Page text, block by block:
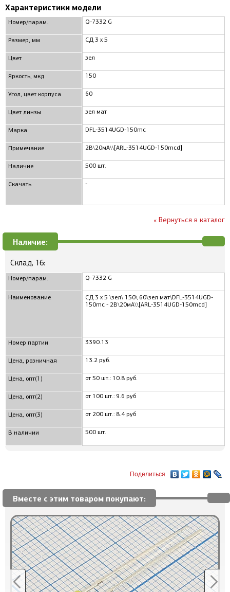
Характеристики модели
Номер/парам.
Размер, мм
Цвет
Яркость, мкд
Угол, цвет корпуса
Цвет линзы
Марка
Примечание
Наличие
Скачать
Q-7332 G
СД 3 x 5
зел
150
60
зел мат
DFL-3514UGD-150mc
2В\20мА\\[ARL-3514UGD-150mcd]
500 шт.
-
« Вернуться в каталог
Наличие:
Склад, 16:
Номер/парам.
Наименование
Номер партии
Цена, розничная
Цена, опт(1)
Цена, опт(2)
Цена, опт(3)
В наличии
Q-7332 G
СД 3 x 5 \зел\ 150\ 60\зел мат\DFL-3514UGD-
150mc - 2В\20мА\\[ARL-3514UGD-150mcd]
3390.13
13.2 руб.
от 50 шт.: 10.8 руб.
от 100 шт.: 9.6 руб
от 200 шт.: 8.4 руб
500 шт.
Поделиться
Вместе с этим товаром покупают: